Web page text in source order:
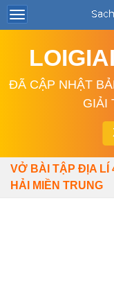
ĐÃ CẬP NHẬT
GIẢI
VỞ BÀI TẬP ĐỊA LÍ
HẢI MIỀN TRUNG